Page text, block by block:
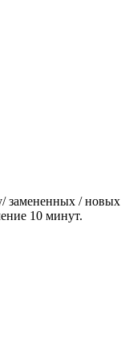
замененных / новых
10 минут.